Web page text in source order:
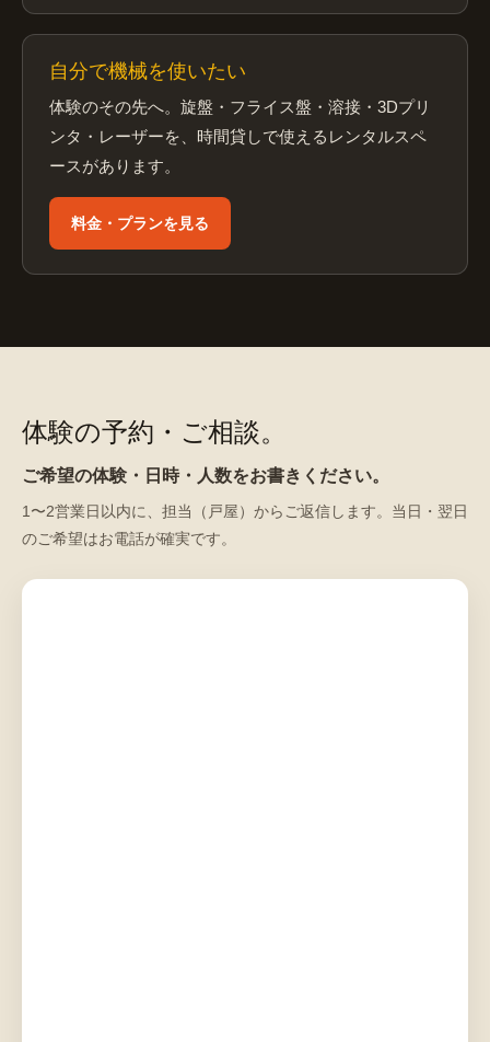
自分で機械を使いたい
体験のその先へ。旋盤・フライス盤・溶接・3Dプリ
ンタ・レーザーを、時間貸しで使えるレンタルスペ
ースがあります。
料金・プランを見る
体験の予約・ご相談。
ご希望の体験・日時・人数をお書きください。
1〜2営業日以内に、担当（戸屋）からご返信します。当日・翌日
のご希望はお電話が確実です。